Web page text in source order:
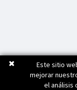
Este sitio
mejorar
el análisis